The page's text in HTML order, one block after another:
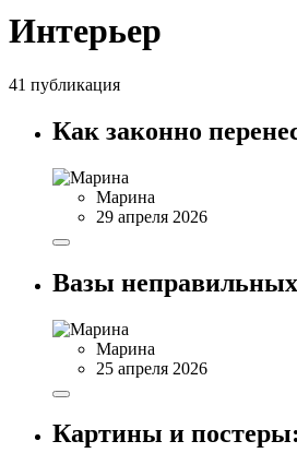
Интерьер
41 публикация
Как законно
Марина
29 апреля 2026
Вазы
Марина
25 апреля 2026
Картины и